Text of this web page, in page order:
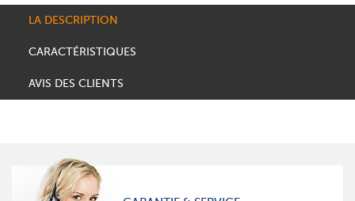
LA DESCRIPTION
CARACTÉRISTIQUES
AVIS DES CLIENTS